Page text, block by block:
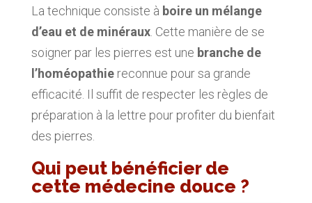
La technique consiste à boire un mélange
d’eau et de minéraux. Cette manière de se
soigner par les pierres est une branche de
l’homéopathiereconnue pour sa grande
efficacité. Il suffit de respecter les règles de
préparation à la lettre pour profiter du bienfait
des pierres.
Qui peut bénéficier de
cette médecine douce ?